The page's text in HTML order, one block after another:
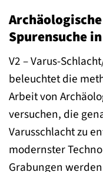
Spurensuche
V2 – Varus-
beleuchtet die
Arbeit von
versuchen, die
Varusschlacht zu
modernster
Grabungen